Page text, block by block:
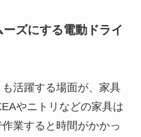
ズにする電動ドライ
活躍する場面が、家具
やニトリなどの家具は
業すると時間がかかっ